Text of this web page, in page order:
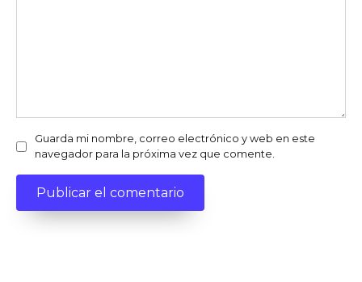
Guarda mi nombre, correo electrónico y web en este
navegador para la próxima vez que comente.